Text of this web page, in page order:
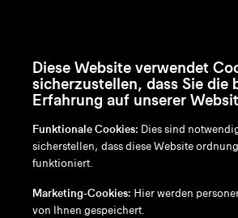
en/nl/fr/de
Disclaimer
Diese Website verwendet
sicherzustellen, dass Sie die
Erfahrung auf unserer
Funktionale Cookies: Dies sind
sicherstellen, dass diese Website
funktioniert.
Marketing-Cookies: Hier werden
von Ihnen gespeichert.